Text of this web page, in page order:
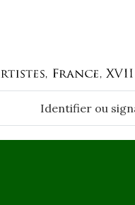
Identifier ou